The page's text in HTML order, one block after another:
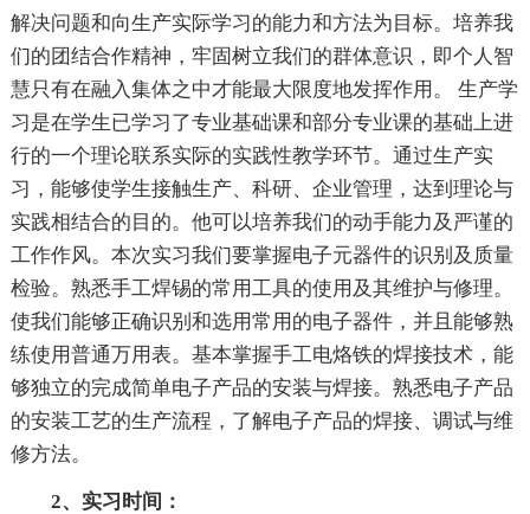
解决问题和向生产实际学习的能力和方法为目标。培养我
们的团结合作精神，牢固树立我们的群体意识，即个人智
慧只有在融入集体之中才能最大限度地发挥作用。 生产学
习是在学生已学习了专业基础课和部分专业课的基础上进
行的一个理论联系实际的实践性教学环节。通过生产实
习，能够使学生接触生产、科研、企业管理，达到理论与
实践相结合的目的。他可以培养我们的动手能力及严谨的
工作作风。本次实习我们要掌握电子元器件的识别及质量
检验。熟悉手工焊锡的常用工具的使用及其维护与修理。
使我们能够正确识别和选用常用的电子器件，并且能够熟
练使用普通万用表。基本掌握手工电烙铁的焊接技术，能
够独立的完成简单电子产品的安装与焊接。熟悉电子产品
的安装工艺的生产流程，了解电子产品的焊接、调试与维
修方法。
2、实习时间：